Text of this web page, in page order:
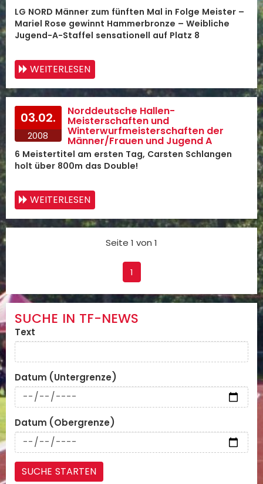
LG NORD Männer zum fünften Mal in Folge Meister –
Mariel Rose gewinnt Hammerbronze – Weibliche
Jugend-A-Staffel sensationell auf Platz 8
WEITERLESEN
03.02.
2008
Norddeutsche Hallen-
Meisterschaften und
Winterwurfmeisterschaften der
Männer/Frauen und Jugend A
6 Meistertitel am ersten Tag, Carsten Schlangen
holt über 800m das Double!
WEITERLESEN
Seite 1 von 1
1
SUCHE IN TF-NEWS
Text
Datum (Untergrenze)
Datum (Obergrenze)